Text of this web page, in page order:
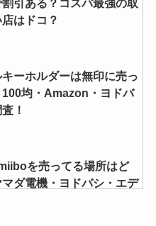
コーナン・コメリ・カイン
を調査！
割引ある？コスパ最強の取
店はドコ？
キーホルダーは無印に売っ
100均・Amazon・ヨドバ
！
を売ってる場所はど
マダ電機・ヨドバシ・エデ